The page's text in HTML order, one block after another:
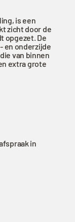
is een
zicht door de
opgezet. De
en onderzijde
van binnen
extra grote
in